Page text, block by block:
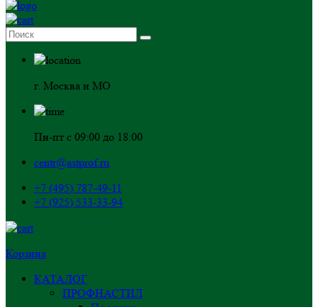
г. Москва и МО
Пн-пт с 09:00 до 18:00
centr@astprof.ru
+7 (495) 787-49-11
+7 (925) 533-33-94
Корзина
КАТАЛОГ
ПРОФНАСТИЛ